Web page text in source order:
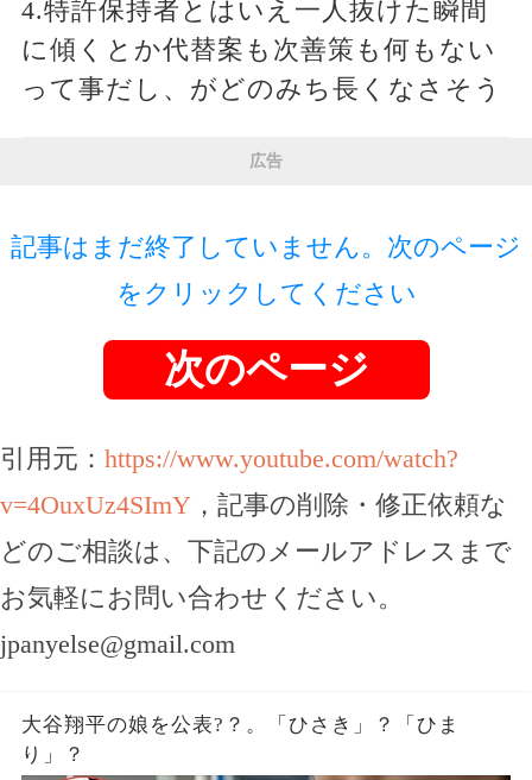
4.特許保持者とはいえ一人抜けた瞬間
に傾くとか代替案も次善策も何もない
って事だし、がどのみち長くなさそう
広告
記事はまだ終了していません。次のページ
をクリックしてください
次のページ
引用元： https://www.youtube.com/watch?
v=4OuxUz4SImY ，記事の削除・修正依頼な
どのご相談は、下記のメールアドレスまで
お気軽にお問い合わせください。
jpanyelse@gmail.com
大谷翔平の娘を公表?？。「ひさき」？「ひま
り」？